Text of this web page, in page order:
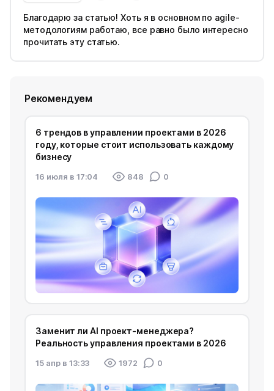
Благодарю за статью! Хоть я в основном по agile-
методологиям работаю, все равно было интересно
прочитать эту статью.
Рекомендуем
6 трендов в управлении проектами в 2026
году, которые стоит использовать каждому
бизнесу
16 июля в 17:04 848 0
Заменит ли AI проект-менеджера?
Реальность управления проектами в 2026
15 апр в 13:33 1972 0